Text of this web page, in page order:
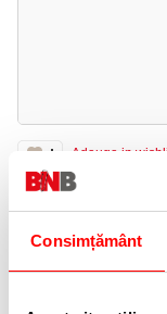
Consimțământ
Adauga in
Pistol de capsat
Prevazut cu grip
capse.